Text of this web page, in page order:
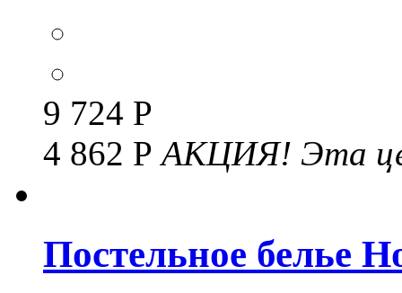
9 724 Р
4 862 РАКЦИЯ! Эта
Постельное белье